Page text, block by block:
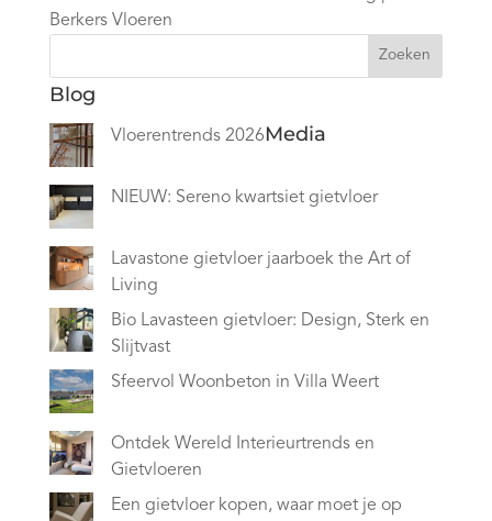
Berkers Vloeren
Zoeken
Blog
Vloerentrends 2026
NIEUW: Sereno kwartsiet gietvloer
Lavastone gietvloer jaarboek the Art of
Living
Bio Lavasteen gietvloer: Design, Sterk en
Slijtvast
Sfeervol Woonbeton in Villa Weert
Ontdek Wereld Interieurtrends en
Gietvloeren
Een gietvloer kopen, waar moet je op
Media